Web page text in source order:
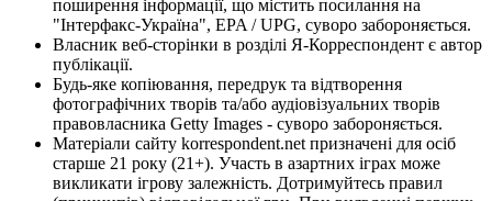
поширення інформації, що містить посилання на
"Інтерфакс-Україна", EPA / UPG, суворо забороняється.
Власник веб-сторінки в розділі Я-Корреспондент є автор
публікації.
Будь-яке копіювання, передрук та відтворення
фотографічних творів та/або аудіовізуальних творів
правовласника Getty Images - суворо забороняється.
Матеріали сайту korrespondent.net призначені для осіб
старше 21 року (21+). Участь в азартних іграх може
викликати ігрову залежність. Дотримуйтесь правил